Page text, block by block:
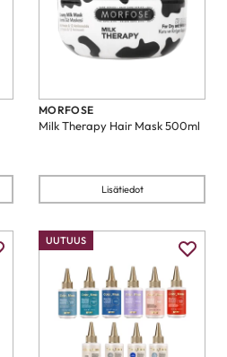
MORFOSE
Milk Therapy Hair Mask 500ml
Lisätiedot
UUTUUS